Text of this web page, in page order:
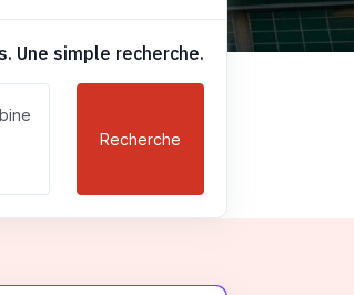
Une simple recherche.
Recherche